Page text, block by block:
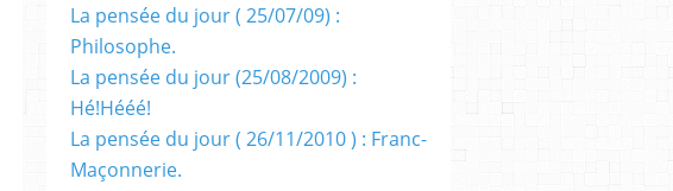
La pensée du jour ( 25/07/09) :
Philosophe.
La pensée du jour (25/08/2009) :
Hé!Hééé!
La pensée du jour ( 26/11/2010 ) : Franc-
Maçonnerie.